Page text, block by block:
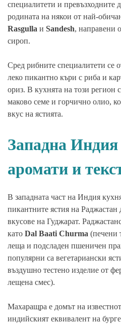
специалитети и превъзходните
родината на някои от най-
Rasgulla и Sandesh, направени
сироп.
Сред рибните специалитети се
леко пикантно къри с риба и
ориз. В кухнята на този регион
маково семе и горчично олио,
вкус на ястията.
Западна Индия
аромати и
В западната част на Индия
пикантните ястия на Раджастан
вкусове на Гуджарат.
като Dal Baati Churma (печени
леща и подсладен пшеничен
популярни са вегетариански
въздушно тестено изделие от
лещена смес).
Махаращра е домът на
индийският еквивалент на